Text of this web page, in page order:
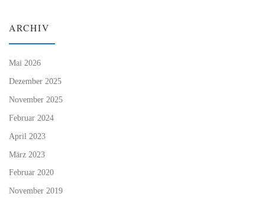
ARCHIV
Mai 2026
Dezember 2025
November 2025
Februar 2024
April 2023
März 2023
Februar 2020
November 2019